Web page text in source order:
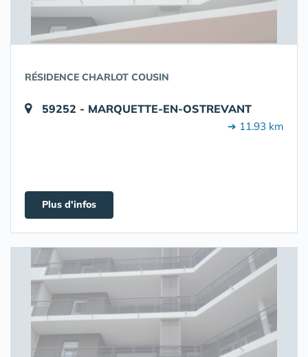
RÉSIDENCE CHARLOT COUSIN
59252 - MARQUETTE-EN-OSTREVANT
➔ 11.93 km
Plus d'infos